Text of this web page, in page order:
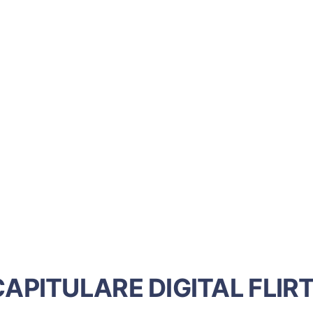
DIGITAL